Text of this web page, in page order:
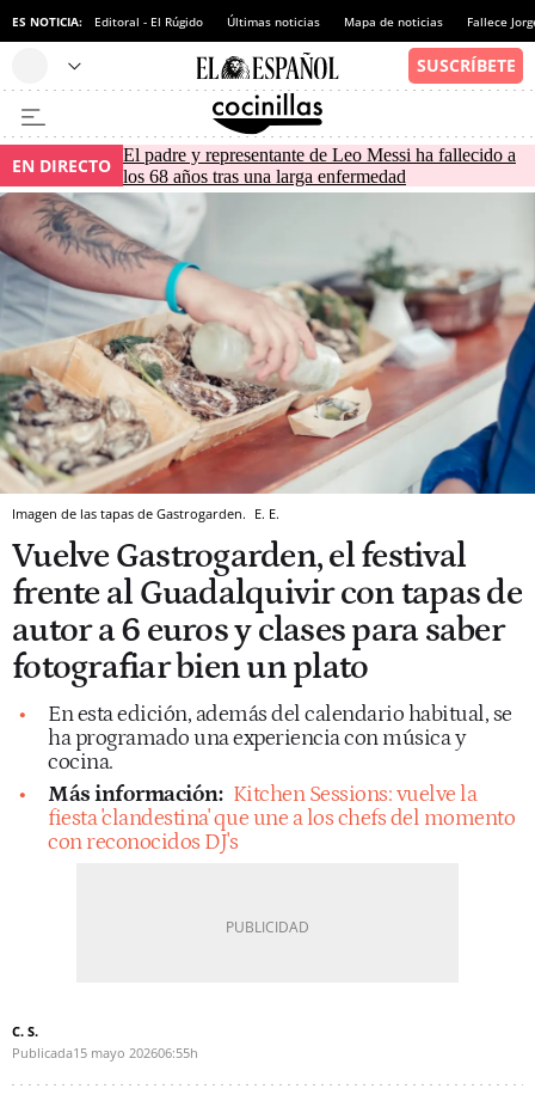
ES NOTICIA: Editoral - El Rúgido Últimas noticias Mapa de noticias Fallece
EN DIRECTO El padre y representante de Leo Messi ha fallecido a
los 68 años tras una larga enfermedad
Imagen de las tapas de Gastrogarden. E. E.
Vuelve Gastrogarden, el festival
frente al Guadalquivir con tapas de
autor a 6 euros y clases para saber
fotografiar bien un plato
En esta edición, además del calendario habitual, se
ha programado una experiencia con música y
cocina.
Más información: Kitchen Sessions: vuelve la
fiesta 'clandestina' que une a los chefs del momento
con reconocidos DJ's
C. S.
Publicada15 mayo 202606:55h